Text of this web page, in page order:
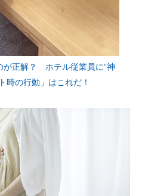
が正解？ ホテル従業員に“神
時の行動」はこれだ！